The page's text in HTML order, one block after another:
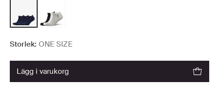
Storlek: ONE SIZE
lägg i varukorg